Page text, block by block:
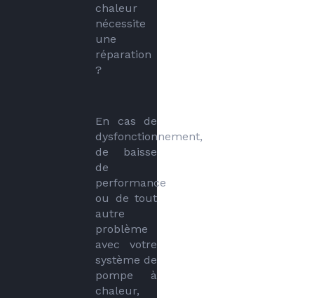
chaleur
nécessite
une
réparation
?
En cas de
dysfonctionnement,
de baisse
de
performance
ou de tout
autre
problème
avec votre
système de
pompe à
chaleur,